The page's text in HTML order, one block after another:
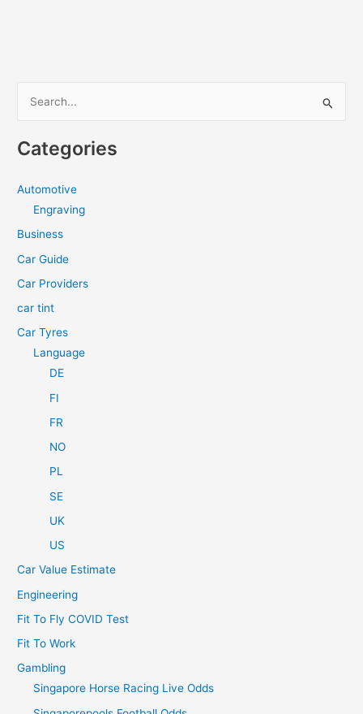
r
r
:
Categories
Automotive
Engraving
Business
Car Guide
Car Providers
car tint
Car Tyres
Language
DE
FI
FR
NO
PL
SE
UK
US
Car Value Estimate
Engineering
Fit To Fly COVID Test
Fit To Work
Gambling
Singapore Horse Racing Live Odds